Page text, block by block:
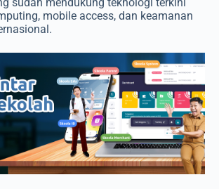
sudah mendukung teknologi terkini
mobile access, dan keamanan